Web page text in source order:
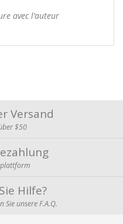
avec l’auteur
Versand
$50
Hilfe?
Sie unsere F.A.Q.